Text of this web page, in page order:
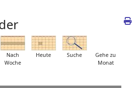
Nach
Woche
Heute Suche
Gehe zu
Monat